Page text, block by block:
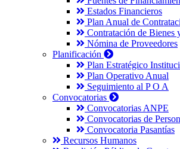
Estados Financieros
Plan Anual de
Contratación de Bienes
Nómina de Proveedores
Planificación
Plan Estratégico
Plan Operativo Anual
Seguimiento al P O A
Convocatorias
Convocatorias ANPE
Convocatorias de
Convocatoria Pasantías
Recursos Humanos